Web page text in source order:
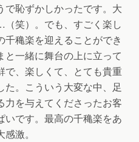
で恥ずかしかったです。大
笑）。でも、すごく楽し
穐楽を迎えることができ
と一緒に舞台の上に立って
で、楽しくて、とても貴重
た。こういう大変な中、足
力を与えてくださったお客
いです。最高の千穐楽をあ
激。